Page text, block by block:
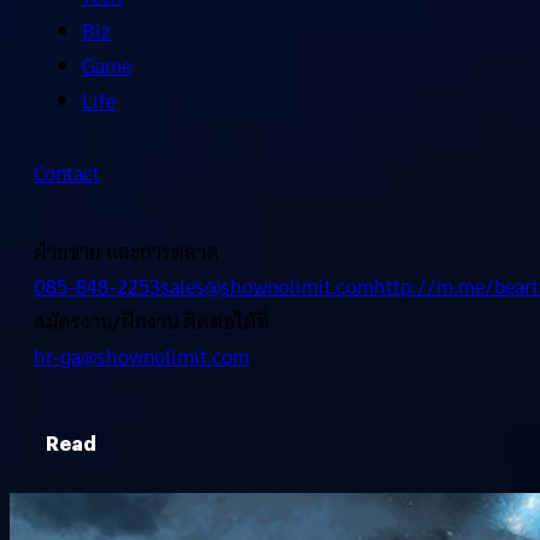
Biz
Game
Life
Contact
ฝ่ายขาย และการตลาด
085-848-2253sales@shownolimit.comhttp://m.me/
สมัครงาน/ฝึกงาน ติดต่อได้ที่
hr-ga@shownolimit.com
Read